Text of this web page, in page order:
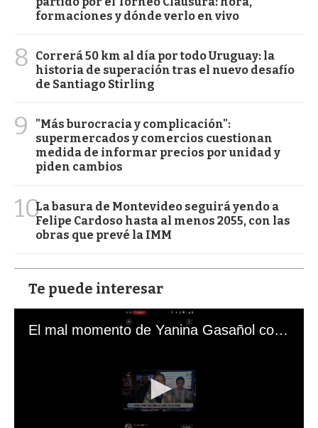
formaciones y dónde verlo en vivo
8
Correrá 50 km al día por todo Uruguay: la
historia de superación tras el nuevo desafío
de Santiago Stirling
9
"Más burocracia y complicación":
supermercados y comercios cuestionan
medida de informar precios por unidad y
piden cambios
10La basura de Montevideo seguirá yendo a
Felipe Cardoso hasta al menos 2055, con las
obras que prevé la IMM
Te puede interesar
El mal momento de Yanina Gasañol con un hincha argentino en "Subrayado"